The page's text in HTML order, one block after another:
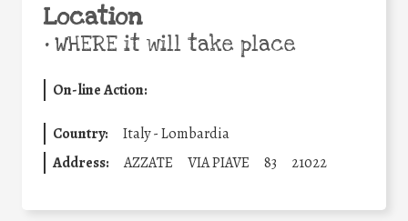
Location
•WHERE it will take place
On-line Action:
Country:
Italy - Lombardia
Address:
AZZATE VIA PIAVE 83 21022